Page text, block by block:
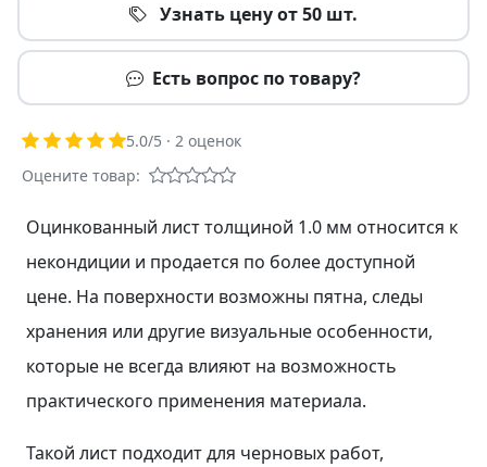
Узнать цену от 50 шт.
Есть вопрос по товару?
5.0/5 · 2 оценок
Оцените товар:
Оцинкованный лист толщиной 1.0 мм относится к
некондиции и продается по более доступной
цене. На поверхности возможны пятна, следы
хранения или другие визуальные особенности,
которые не всегда влияют на возможность
практического применения материала.
Такой лист подходит для черновых работ,